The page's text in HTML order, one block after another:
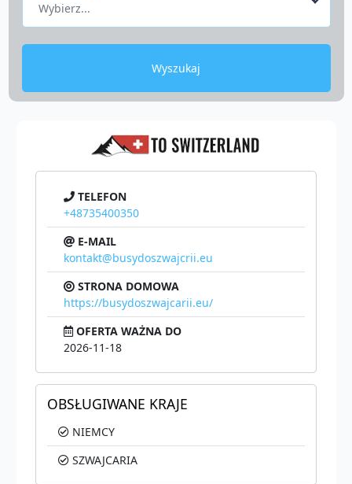
Wybierz...
Wyszukaj
TELEFON
+48735400350
E-MAIL
kontakt@busydoszwajcrii.eu
STRONA DOMOWA
https://busydoszwajcarii.eu/
OFERTA WAŻNA DO
2026-11-18
OBSŁUGIWANE KRAJE
NIEMCY
SZWAJCARIA